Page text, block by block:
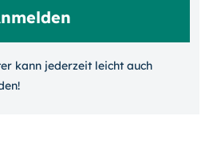
kann jeder­zeit leicht auch